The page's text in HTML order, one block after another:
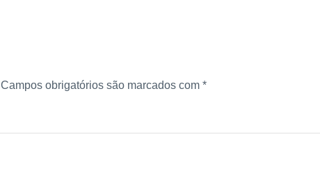
Campos obrigatórios são marcados com *